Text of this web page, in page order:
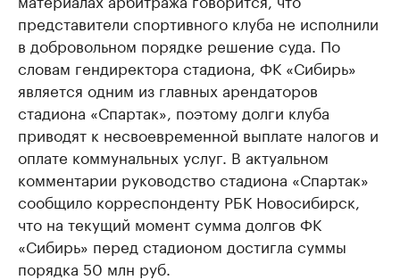
представители спортивного клуба не исполнили
в добровольном порядке решение суда. По
словам гендиректора стадиона, ФК «Сибирь»
является одним из главных арендаторов
стадиона «Спартак», поэтому долги клуба
приводят к несвоевременной выплате налогов и
оплате коммунальных услуг. В актуальном
комментарии руководство стадиона «Спартак»
сообщило корреспонденту РБК Новосибирск,
что на текущий момент сумма долгов ФК
«Сибирь» перед стадионом достигла суммы
порядка 50 млн руб.